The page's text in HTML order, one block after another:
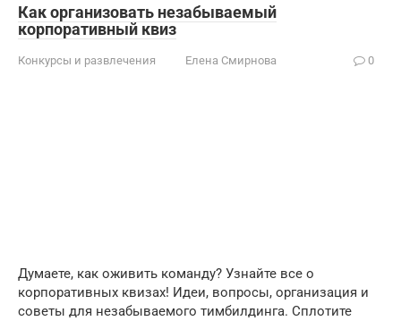
Как организовать незабываемый
корпоративный квиз
Конкурсы и развлечения Елена Смирнова 0
Думаете, как оживить команду? Узнайте все о
корпоративных квизах! Идеи, вопросы, организация и
советы для незабываемого тимбилдинга. Сплотите